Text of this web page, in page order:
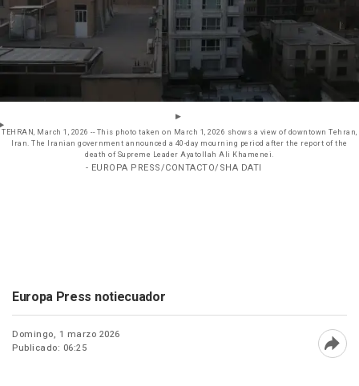
TEHRAN, March 1, 2026 -- This photo taken on March 1, 2026 shows a view of downtown Tehran,
Iran. The Iranian government announced a 40-day mourning period after the report of the
death of Supreme Leader Ayatollah Ali Khamenei.
- EUROPA PRESS/CONTACTO/SHA DATI
Europa Press notiecuador
Domingo, 1 marzo 2026
Publicado: 06:25